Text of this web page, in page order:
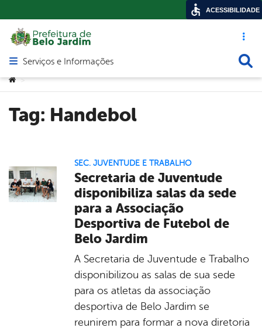
Acesso
Abrir menu principal de navegação
Serviços e Informações
Você está aqui:
>
Tag: Handebol
SEC. JUVENTUDE E TRABALHO
Secretaria de Juventude
disponibiliza salas da sede
para a Associação
Desportiva de Futebol de
Belo Jardim
A Secretaria de Juventude e Trabalho
disponibilizou as salas de sua sede
para os atletas da associação
desportiva de Belo Jardim se
reunirem para formar a nova diretoria
ACESSIBILIDADE